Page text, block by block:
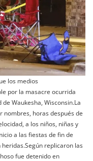
los medios
por la masacre ocurrida
Waukesha, Wisconsin.La
nombres, horas después de
a los niños, niñas y
a las fiestas de fin de
replicaron las
fue detenido en